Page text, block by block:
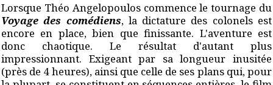
Lorsque Théo Angelopoulos commence le tournage du
Voyage des comédiens, la dictature des colonels est
encore en place, bien que finissante. L'aventure est
donc chaotique. Le résultat d'autant plus
impressionnant. Exigeant par sa longueur inusitée
(près de 4 heures), ainsi que celle de ses plans qui, pour